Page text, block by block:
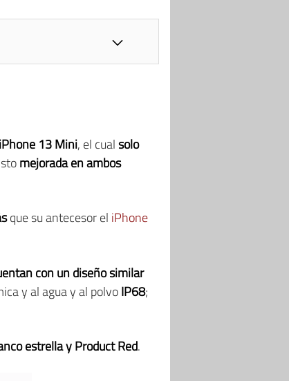
iPhone 13 Mini, el cualsolo
mejorada en ambos
que su antecesor el iPhone
con un diseño similar
y al agua y al polvoIP68;
estrella y Product Red.